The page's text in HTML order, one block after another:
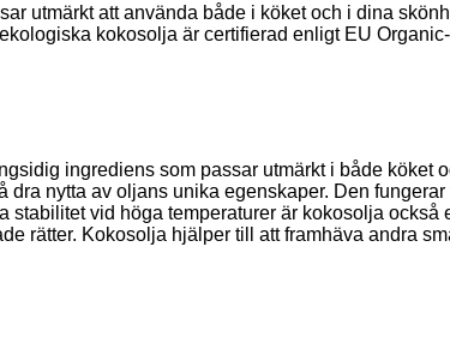
utmärkt att använda både i köket och i dina
kokosolja är certifierad enligt EU
ingrediens som passar utmärkt i både
nytta av oljans unika egenskaper. Den
stabilitet vid höga temperaturer är kokosolja
rätter. Kokosolja hjälper till att framhäva andra